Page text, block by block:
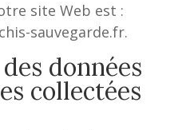
site Web est :
sauvegarde.fr.
données
collectées